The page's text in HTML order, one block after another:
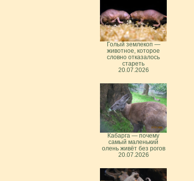
Голый землекоп —
животное, которое
словно отказалось
стареть
20.07.2026
Кабарга — почему
самый маленький
олень живёт без рогов
20.07.2026